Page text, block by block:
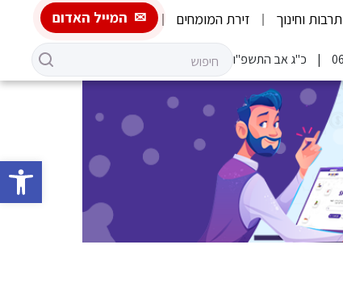
פתח
תרבות וחינוך זירת המומחים המייל האדום
כ"ג אב התשפ"ו